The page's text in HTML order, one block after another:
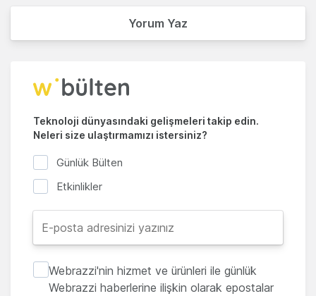
Yorum Yaz
Teknoloji dünyasındaki gelişmeleri takip edin.
Neleri size ulaştırmamızı istersiniz?
Günlük Bülten
Etkinlikler
Webrazzi'nin hizmet ve ürünleri ile günlük
Webrazzi haberlerine ilişkin olarak epostalar